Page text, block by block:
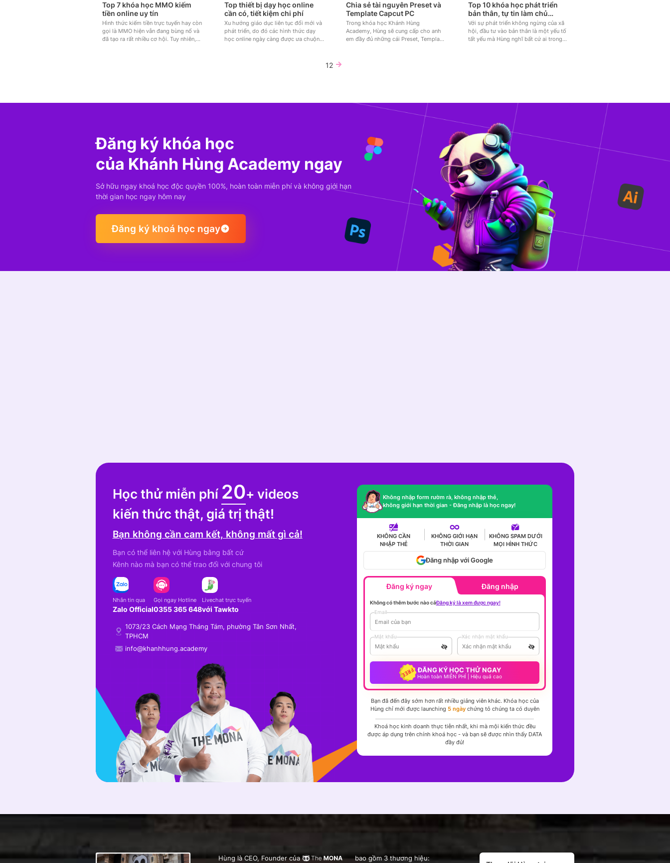
Top 7 khóa học MMO kiếm
tiền online uy tín
Hình thức kiếm tiền trực tuyến hay còn
gọi là MMO hiện vẫn đang bùng nổ và
đã tạo ra rất nhiều cơ hội. Tuy nhiên,
Top thiết bị dạy học online
cần có, tiết kiệm chi phí
Xu hướng giáo dục liên tục đổi mới và
phát triển, do đó các hình thức dạy
học online ngày càng được ưa chuộng
Chia sẻ tài nguyên Preset và
Template Capcut PC
Trong khóa học Khánh Hùng
Academy, Hùng sẽ cung cấp cho anh
em đầy đủ những cái Preset, Template
Top 10 khóa học phát triển
bản thân, tự tin làm chủ
chính mình
Với sự phát triển không ngừng của xã
hội, đầu tư vào bản thân là một yếu tố
tất yếu mà Hùng nghĩ bất cứ ai trong
12
Đăng ký khóa học
của Khánh Hùng Academy ngay
Sở hữu ngay khoá học độc quyền 100%, hoàn toàn miễn phí và không giới hạn
thời gian học ngay hôm nay
Đăng ký khoá học ngay
Học thử miễn phí 20+ videos
kiến thức thật, giá trị thật!
Bạn không cần cam kết, không mất gì cả!
Bạn có thể liên hệ với Hùng bằng bất cứ
Kênh nào mà bạn có thể trao đổi với chung tôi
Nhắn tin qua
Zalo Official
Gọi ngay Hotline
0355 365 648
Livechat trực tuyến
với Tawkto
1073/23 Cách Mạng Tháng Tám, phường Tân Sơn Nhất,
TPHCM
info@khanhhung.academy
Không nhập form rườm rà, không nhập thẻ,
không giới hạn thời gian - Đăng nhập là học ngay!
KHÔNG CẦN
NHẬP THẺ
KHÔNG GIỚI HẠN
THỜI GIAN
KHÔNG SPAM DƯỚI
MỌI HÌNH THỨC
Đăng nhập với Google
Đăng ký ngay Đăng nhập
Không có thêm bước nào cảĐăng ký là xem được ngay!
Email
Mật khẩu Xác nhận mật khẩu
ĐĂNG KÝ HỌC THỬ NGAY
Hoàn toàn MIỄN PHÍ | Hiệu quả cao
Bạn đã đến đây sớm hơn rất nhiều giảng viên khác. Khóa học của
Hùng chỉ mới được launching 5 ngày chứng tỏ chúng ta có duyên
Khoá học kinh doanh thực tiễn nhất, khi mà mội kiến thức đều
được áp dụng trên chính khoá học - và bạn sẽ được nhìn thấy DATA
đầy đủ!
Hùng là CEO, Founder của bao gồm 3 thương hiệu: